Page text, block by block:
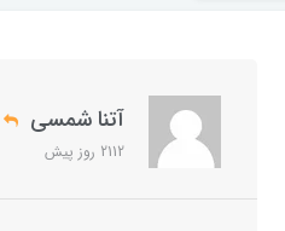
آتنا شمسی
2112 روز پیش